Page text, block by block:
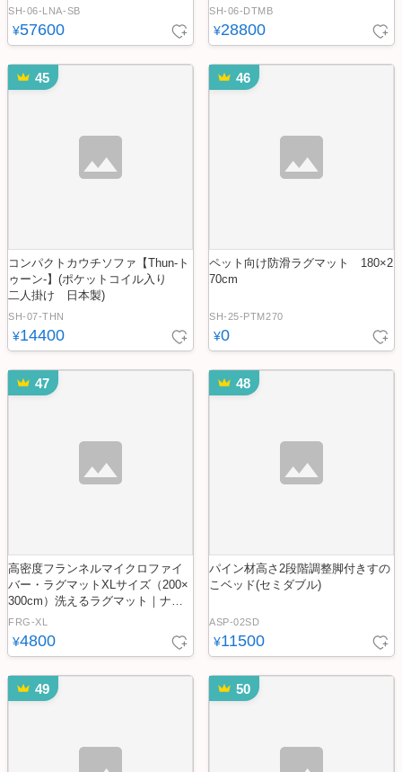
SH-06-LNA-SB
¥57600
SH-06-DTMB
¥28800
45
コンパクトカウチソファ【Thun-ト
ゥーン-】(ポケットコイル入り
二人掛け 日本製)
SH-07-THN
¥14400
46
ペット向け防滑ラグマット 180×2
70cm
SH-25-PTM270
¥0
47
高密度フランネルマイクロファイ
バー・ラグマットXLサイズ（200×
300cm）洗えるラグマット｜ナル
トレア
FRG-XL
¥4800
48
パイン材高さ2段階調整脚付きすの
こベッド(セミダブル)
ASP-02SD
¥11500
49 50